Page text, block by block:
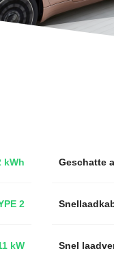
kWh
2
kW
Geschatte
Snel